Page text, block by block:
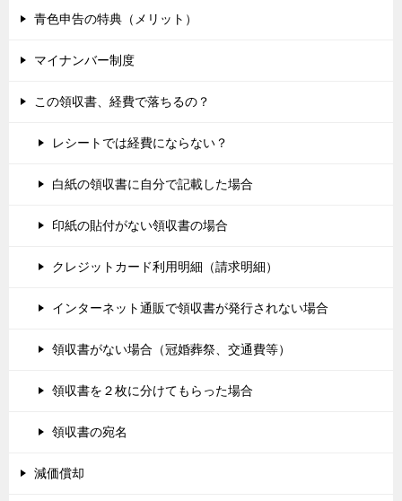
青色申告の特典（メリット）
マイナンバー制度
この領収書、経費で落ちるの？
レシートでは経費にならない？
白紙の領収書に自分で記載した場合
印紙の貼付がない領収書の場合
クレジットカード利用明細（請求明細）
インターネット通販で領収書が発行されない場合
領収書がない場合（冠婚葬祭、交通費等）
領収書を２枚に分けてもらった場合
領収書の宛名
減価償却